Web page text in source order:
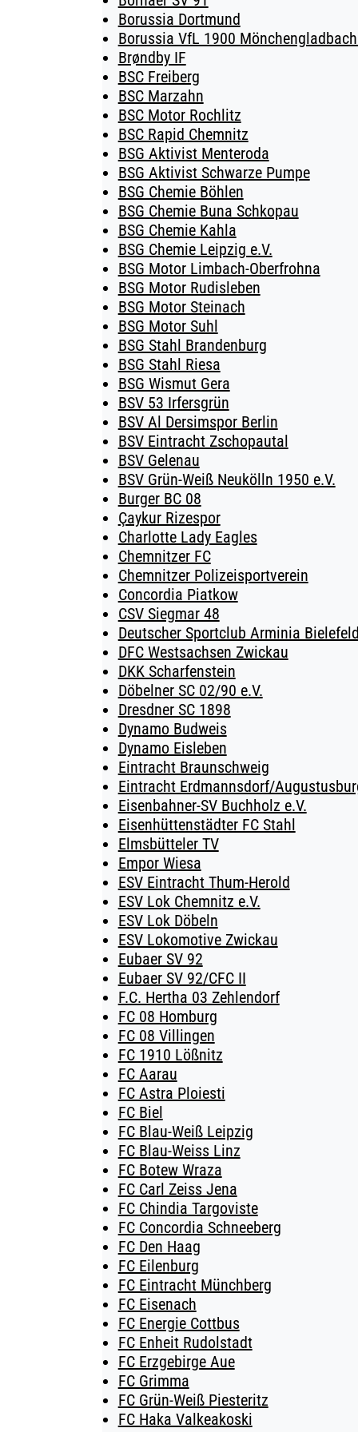
Borussia Dortmund
Borussia VfL 1900 Mönchengladbach
Brøndby IF
BSC Freiberg
BSC Marzahn
BSC Motor Rochlitz
BSC Rapid Chemnitz
BSG Aktivist Menteroda
BSG Aktivist Schwarze Pumpe
BSG Chemie Böhlen
BSG Chemie Buna Schkopau
BSG Chemie Kahla
BSG Chemie Leipzig e.V.
BSG Motor Limbach-Oberfrohna
BSG Motor Rudisleben
BSG Motor Steinach
BSG Motor Suhl
BSG Stahl Brandenburg
BSG Stahl Riesa
BSG Wismut Gera
BSV 53 Irfersgrün
BSV Al Dersimspor Berlin
BSV Eintracht Zschopautal
BSV Gelenau
BSV Grün-Weiß Neukölln 1950 e.V.
Burger BC 08
Çaykur Rizespor
Charlotte Lady Eagles
Chemnitzer FC
Chemnitzer Polizeisportverein
Concordia Piatkow
CSV Siegmar 48
Deutscher Sportclub Arminia
DFC Westsachsen Zwickau
DKK Scharfenstein
Döbelner SC 02/90 e.V.
Dresdner SC 1898
Dynamo Budweis
Dynamo Eisleben
Eintracht Braunschweig
Eintracht Erdmannsdorf/
Eisenbahner-SV Buchholz e.V.
Eisenhüttenstädter FC Stahl
Elmsbütteler TV
Empor Wiesa
ESV Eintracht Thum-Herold
ESV Lok Chemnitz e.V.
ESV Lok Döbeln
ESV Lokomotive Zwickau
Eubaer SV 92
Eubaer SV 92/CFC II
F.C. Hertha 03 Zehlendorf
FC 08 Homburg
FC 08 Villingen
FC 1910 Lößnitz
FC Aarau
FC Astra Ploiesti
FC Biel
FC Blau-Weiß Leipzig
FC Blau-Weiss Linz
FC Botew Wraza
FC Carl Zeiss Jena
FC Chindia Targoviste
FC Concordia Schneeberg
FC Den Haag
FC Eilenburg
FC Eintracht Münchberg
FC Eisenach
FC Energie Cottbus
FC Enheit Rudolstadt
FC Erzgebirge Aue
FC Grimma
FC Grün-Weiß Piesteritz
FC Haka Valkeakoski